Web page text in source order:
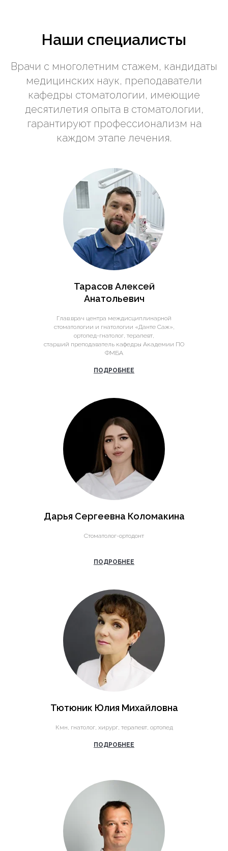
Наши специалисты
Врачи с многолетним стажем, кандидаты
медицинских наук, преподаватели
кафедры стоматологии, имеющие
десятилетия опыта в стоматологии,
гарантируют профессионализм на
каждом этапе лечения.
Тарасов Алексей
Анатольевич
Глав.врач центра междисциплинарной
стоматологии и гнатологии «Данте Саж»,
ортопед-гнатолог, терапевт,
старший преподаватель кафедры Академии ПО
ФМБА
ПОДРОБНЕЕ
Дарья Сергеевна Коломакина
Cтоматолог-ортодонт
ПОДРОБНЕЕ
Тютюник Юлия Михайловна
Кмн, гнатолог, хирург, терапевт, ортопед
ПОДРОБНЕЕ